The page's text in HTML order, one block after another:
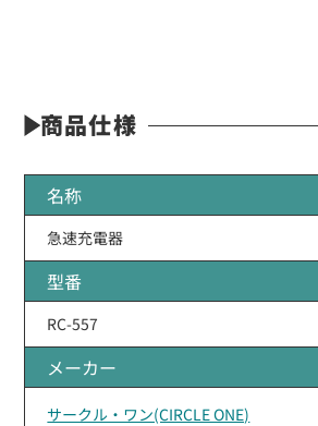
商品仕様
名称
急速充電器
型番
RC-557
メーカー
サークル・ワン(CIRCLE ONE)